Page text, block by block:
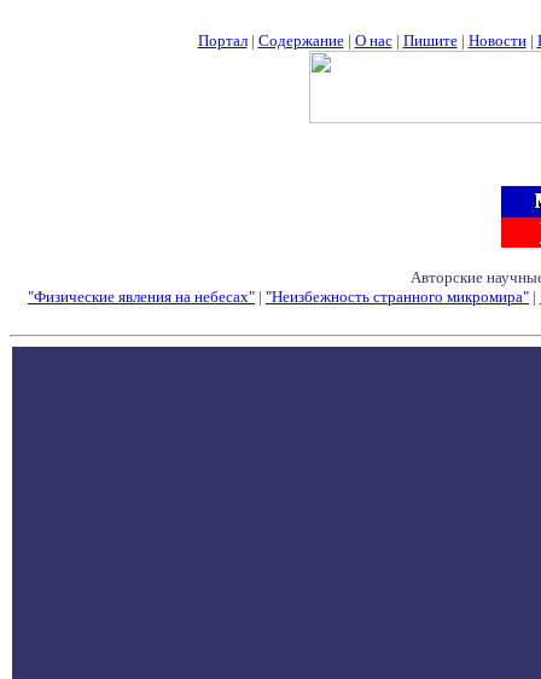
Портал| Содержание| О нас| Пишите| Новости|
Авторские
"Физические явления на небесах" | "Неизбежность странного микромира" |